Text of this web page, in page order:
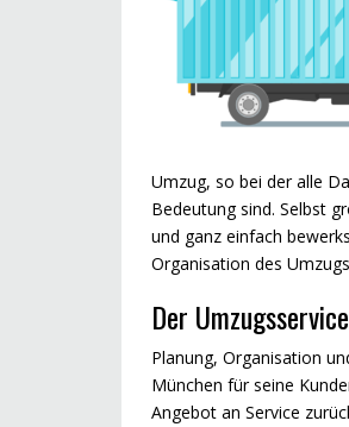
Umzug, so bei der alle
Bedeutung sind. Selbst
und ganz einfach
Organisation des
Der
Planung, Organisation
München für seine
Angebot an Service